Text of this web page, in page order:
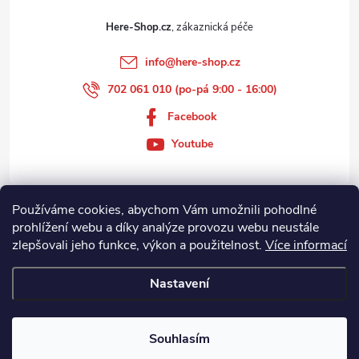
Používáme cookies, abychom Vám umožnili pohodlné
prohlížení webu a díky analýze provozu webu neustále
zlepšovali jeho funkce, výkon a použitelnost. Více informací
Nastavení
Souhlasím
Zákaznický servis
Here-Shop.cz
info@here-shop.cz
702 061 010 (po-pá 9:00 - 16:00)
Facebook
Youtube
Copyright 2026Here-Shop.cz. Všechna práva vyhrazena.